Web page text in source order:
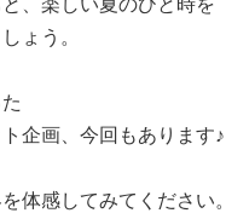
、楽しい夏のひと時を
ょう。
企画、今回もあります♪
体感してみてください。